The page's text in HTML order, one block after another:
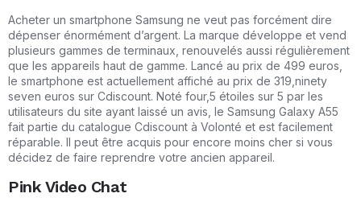
Acheter un smartphone Samsung ne veut pas forcément dire
dépenser énormément d’argent. La marque développe et vend
plusieurs gammes de terminaux, renouvelés aussi régulièrement
que les appareils haut de gamme. Lancé au prix de 499 euros,
le smartphone est actuellement affiché au prix de 319,ninety
seven euros sur Cdiscount. Noté four,5 étoiles sur 5 par les
utilisateurs du site ayant laissé un avis, le Samsung Galaxy A55
fait partie du catalogue Cdiscount à Volonté et est facilement
réparable. Il peut être acquis pour encore moins cher si vous
décidez de faire reprendre votre ancien appareil.
Pink Video Chat